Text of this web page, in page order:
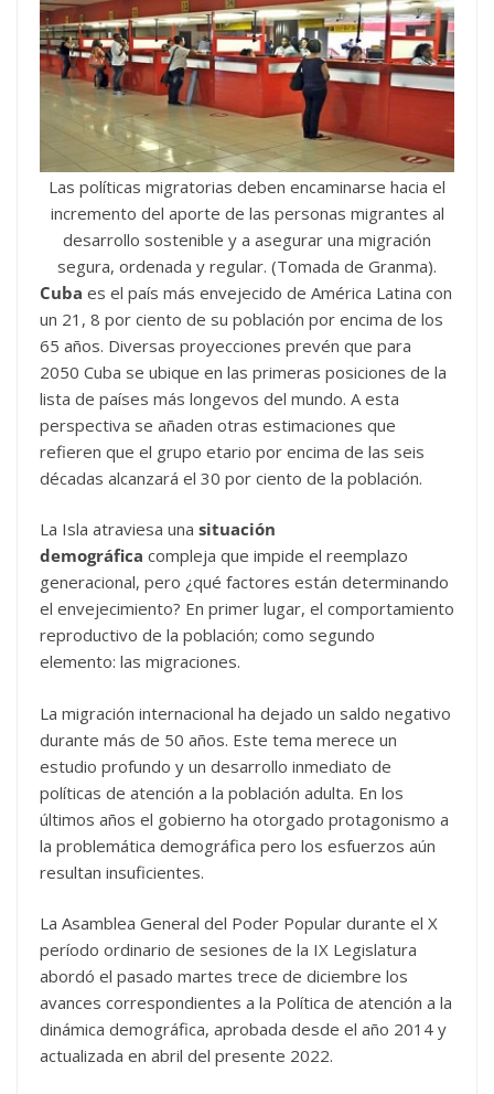
Las políticas migratorias deben encaminarse hacia el
incremento del aporte de las personas migrantes al
desarrollo sostenible y a asegurar una migración
segura, ordenada y regular. (Tomada de Granma).
Cuba es el país más envejecido de América Latina con
un 21, 8 por ciento de su población por encima de los
65 años. Diversas proyecciones prevén que para
2050 Cuba se ubique en las primeras posiciones de la
lista de países más longevos del mundo. A esta
perspectiva se añaden otras estimaciones que
refieren que el grupo etario por encima de las seis
décadas alcanzará el 30 por ciento de la población.
La Isla atraviesa una situación
demográfica compleja que impide el reemplazo
generacional, pero ¿qué factores están determinando
el envejecimiento? En primer lugar, el comportamiento
reproductivo de la población; como segundo
elemento: las migraciones.
La migración internacional ha dejado un saldo negativo
durante más de 50 años. Este tema merece un
estudio profundo y un desarrollo inmediato de
políticas de atención a la población adulta. En los
últimos años el gobierno ha otorgado protagonismo a
la problemática demográfica pero los esfuerzos aún
resultan insuficientes.
La Asamblea General del Poder Popular durante el X
período ordinario de sesiones de la IX Legislatura
abordó el pasado martes trece de diciembre los
avances correspondientes a la Política de atención a la
dinámica demográfica, aprobada desde el año 2014 y
actualizada en abril del presente 2022.